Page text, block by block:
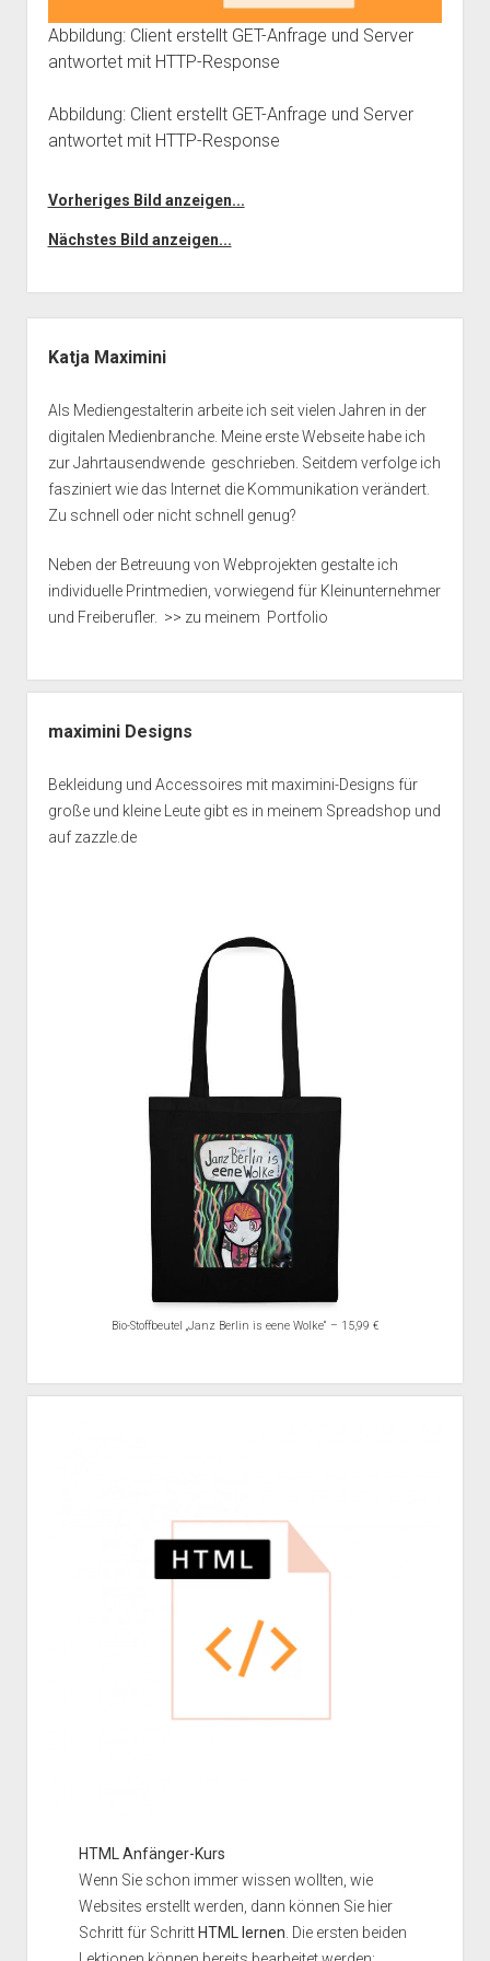
Abbildung: Client erstellt GET-Anfrage und Server
antwortet mit HTTP-Response
Abbildung: Client erstellt GET-Anfrage und Server
antwortet mit HTTP-Response
Vorheriges Bild anzeigen...
Nächstes Bild anzeigen...
Katja Maximini
Als Mediengestalterin arbeite ich seit vielen Jahren in der
digitalen Medienbranche. Meine erste Webseite habe ich
zur Jahrtausendwende geschrieben. Seitdem verfolge ich
fasziniert wie das Internet die Kommunikation verändert.
Zu schnell oder nicht schnell genug?
Neben der Betreuung von Webprojekten gestalte ich
individuelle Printmedien, vorwiegend für Kleinunternehmer
und Freiberufler. >> zu meinem Portfolio
maximini Designs
Bekleidung und Accessoires mit maximini-Designs für
große und kleine Leute gibt es in meinem Spreadshop und
auf zazzle.de
Bio-Stoffbeutel „Janz Berlin is eene Wolke“ – 15,99 €
HTML Anfänger-Kurs
Wenn Sie schon immer wissen wollten, wie
Websites erstellt werden, dann können Sie hier
Schritt für Schritt HTML lernen . Die ersten beiden